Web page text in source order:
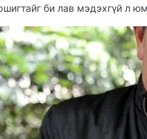
би лав мэдэхгүй л